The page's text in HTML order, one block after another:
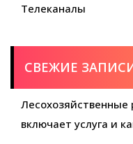
Телеканалы
СВЕЖИЕ
Лесохозяйственные
включает услуга и